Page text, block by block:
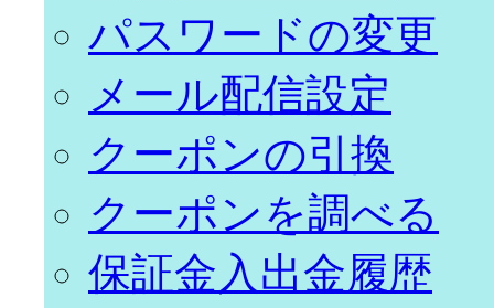
パスワードの変更
メール配信設定
クーポンの引換
クーポンを調べる
保証金入出金履歴